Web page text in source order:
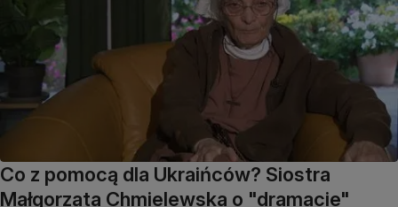
Co z pomocą dla Ukraińców? Siostra
Małgorzata Chmielewska o "dramacie"